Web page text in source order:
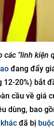
"linh
đang đẩy
20%) bắt
cầu về giá
dùng, bao
khác đã bị